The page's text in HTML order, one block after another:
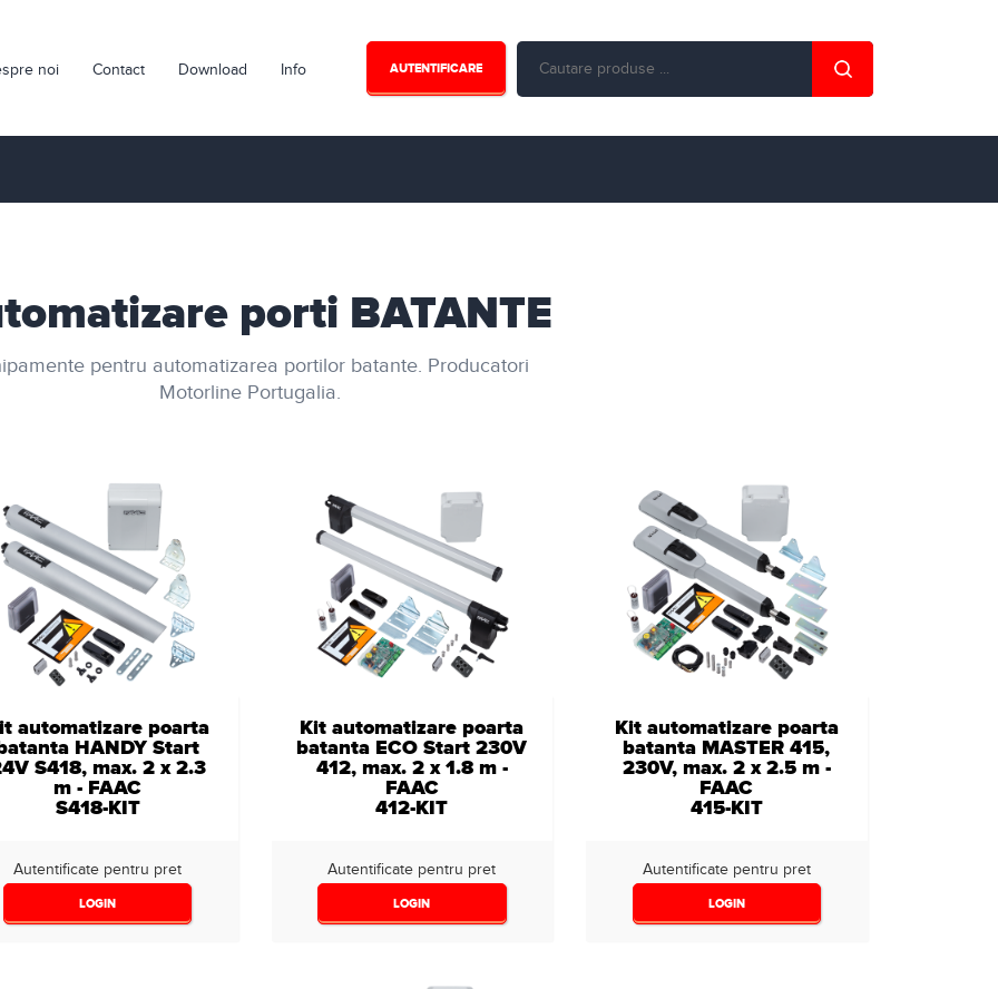
noi Contact Download Info AUTENTIFICARE
porti BATANTE
pentru automatizarea portilor batante. Producatori
Motorline Portugalia.
automatizare poarta
HANDY Start
S418, max. 2 x 2.3
m - FAAC
S418-KIT
Autentificate pentru pret
LOGIN
Kit automatizare poarta
batanta ECO Start 230V
412, max. 2 x 1.8 m -
FAAC
412-KIT
Autentificate pentru pret
LOGIN
Kit automatizare poarta
batanta MASTER 415,
230V, max. 2 x 2.5 m -
FAAC
415-KIT
Autentificate pentru pret
LOGIN